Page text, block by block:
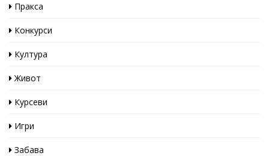
Пракса
Конкурси
Култура
Живот
Курсеви
Игри
Забава